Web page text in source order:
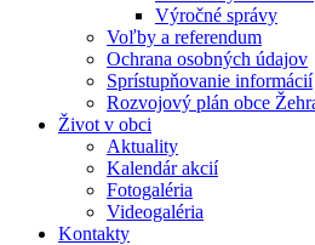
Výročné správy
Voľby a referendum
Ochrana osobných údajov
Sprístupňovanie informácií
Rozvojový plán obce
Život v obci
Aktuality
Kalendár akcií
Fotogaléria
Videogaléria
Kontakty